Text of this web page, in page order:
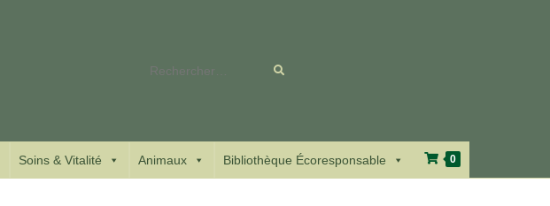
Rechercher
ce
site
Soins & Vitalité Animaux Bibliothèque Écoresponsable 0